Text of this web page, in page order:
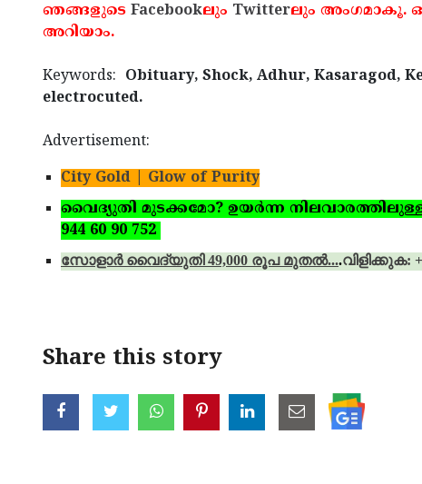
ഞങ്ങളുടെ Facebookലും Twitterലും അംഗമാകൂ.
അറിയാം.
Keywords: Obituary, Shock, Adhur, Kasaragod,
electrocuted.
Advertisement:
City Gold | Glow of Purity
വൈദ്യുതി മുടക്കമോ? ഉയര്‍ന്ന നിലവാരത്തിലുള്ള
944 60 90 752
സോളാര്‍ വൈദ്യുതി 49,000 രൂപ മുതല്‍....വിളിക്കുക:
Share this story